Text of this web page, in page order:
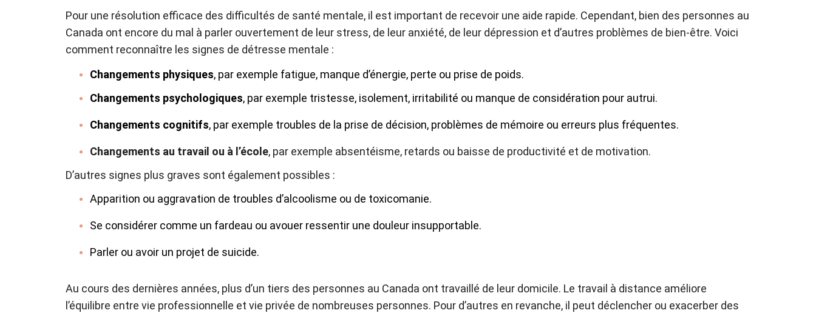
Pour une résolution efficace des difficultés de santé mentale, il est important de recevoir une aide rapide. Cependant, bien des personnes au
Canada ont encore du mal à parler ouvertement de leur stress, de leur anxiété, de leur dépression et d’autres problèmes de bien-être. Voici
comment reconnaître les signes de détresse mentale :
Changements physiques, par exemple fatigue, manque d’énergie, perte ou prise de poids.
Changements psychologiques, par exemple tristesse, isolement, irritabilité ou manque de considération pour autrui.
Changements cognitifs, par exemple troubles de la prise de décision, problèmes de mémoire ou erreurs plus fréquentes.
Changements au travail ou à l’école, par exemple absentéisme, retards ou baisse de productivité et de motivation.
D’autres signes plus graves sont également possibles :
Apparition ou aggravation de troubles d’alcoolisme ou de toxicomanie.
Se considérer comme un fardeau ou avouer ressentir une douleur insupportable.
Parler ou avoir un projet de suicide.
Au cours des dernières années, plus d’un tiers des personnes au Canada ont travaillé de leur domicile. Le travail à distance améliore
l’équilibre entre vie professionnelle et vie privée de nombreuses personnes. Pour d’autres en revanche, il peut déclencher ou exacerber des